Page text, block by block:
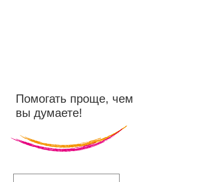
Помогать проще, чем
вы думаете!